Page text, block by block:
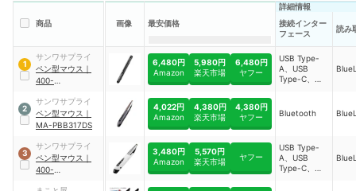
商品 画像 最安価格
詳細情報
接続インター
フェース
読み
1
サンワサプライ
ペン型マウス ｜
400-
6,480円
Amazon
5,980円
楽天市場
6,480円
ヤフー
USB Type-
A、USB
Type-C、
2
サンワサプライ
ペン型マウス ｜
MA-PBB317DS
4,022円
Amazon
4,380円
楽天市場
4,380円
ヤフー
Bluetooth
3
サンワサプライ
ペン型マウス ｜
400-
3,480円
Amazon
5,570円
楽天市場
ヤフー
USB Type-
A、USB
Type-C、